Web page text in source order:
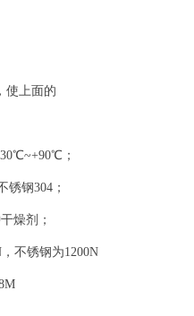
使上面的
；
锈钢304；
燥剂；
不锈钢为1200N